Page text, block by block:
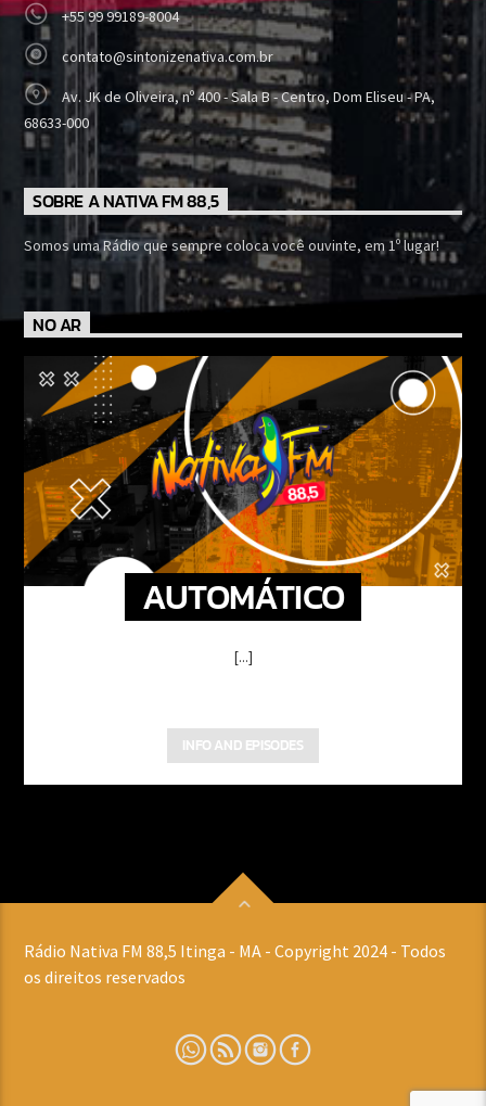
+55 99 99189-8004
contato@sintonizenativa.com.br
Av. JK de Oliveira, nº 400 - Sala B - Centro, Dom Eliseu - PA,
68633-000
SOBRE A NATIVA FM 88,5
Somos uma Rádio que sempre coloca você ouvinte, em 1º lugar!
NO AR
AUTOMÁTICO
[...]
INFO AND EPISODES
Rádio Nativa FM 88,5 Itinga - MA - Copyright 2024 - Todos
os direitos reservados